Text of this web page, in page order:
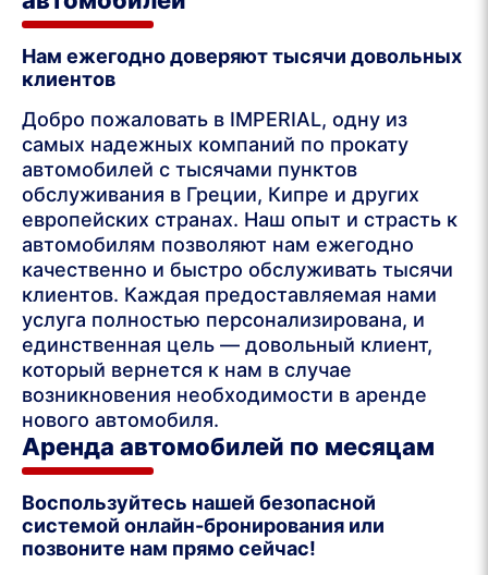
Нам ежегодно доверяют тысячи довольных
клиентов
Добро пожаловать в IMPERIAL, одну из
самых надежных компаний по прокату
автомобилей с тысячами пунктов
обслуживания в Греции, Кипре и других
европейских странах. Наш опыт и страсть к
автомобилям позволяют нам ежегодно
качественно и быстро обслуживать тысячи
клиентов. Каждая предоставляемая нами
услуга полностью персонализирована, и
единственная цель — довольный клиент,
который вернется к нам в случае
возникновения необходимости в аренде
нового автомобиля.
Аренда автомобилей по месяцам
Воспользуйтесь нашей безопасной
системой онлайн-бронирования или
позвоните нам прямо сейчас!